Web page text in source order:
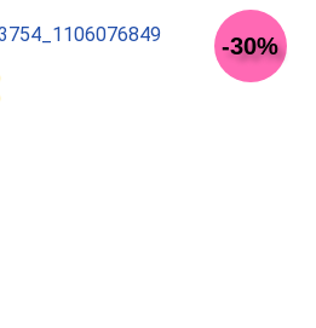
-30%